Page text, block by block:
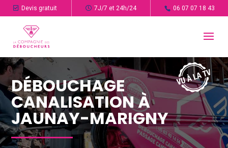
Devis gratuit 7J/7 et 24h/24 06 07 07 18 43
DÉBOUCHAGE
CANALISATION À
JAUNAY-MARIGNY